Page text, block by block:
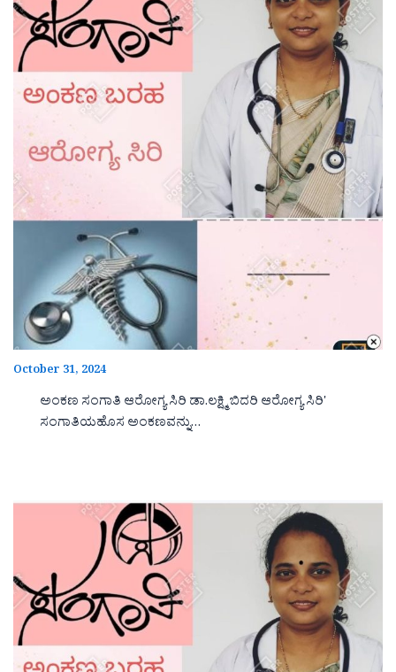
October 31, 2024
ಅಂಕಣ ಸಂಗಾತಿ ಆರೋಗ್ಯ ಸಿರಿ ಡಾ.ಲಕ್ಷ್ಮಿ ಬಿದರಿ ಆರೋಗ್ಯ ಸಿರಿ'
ಸಂಗಾತಿಯಹೊಸ ಅಂಕಣವನ್ನು…